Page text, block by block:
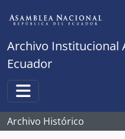
Archivo Institucional
Ecuador
Toggle navigation
Archivo Histórico